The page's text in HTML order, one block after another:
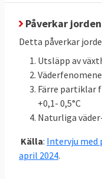
mark med
3,955 Mt CO2 e
jämfört med
2016-2018:
43,366
(LULUCF)
Klicka
källan. MtCO2e
växthusgaser.
Påverkar
Detta påverkar
Utsläpp av
Färre partiklar
+0,1- 0,5°C
Naturliga
Källa: Intervju med
april 2024.